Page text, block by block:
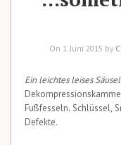
On 1. Juni 2015 by
Ein leichtes leises
Fußfesseln. Schlüssel,
Defekte.